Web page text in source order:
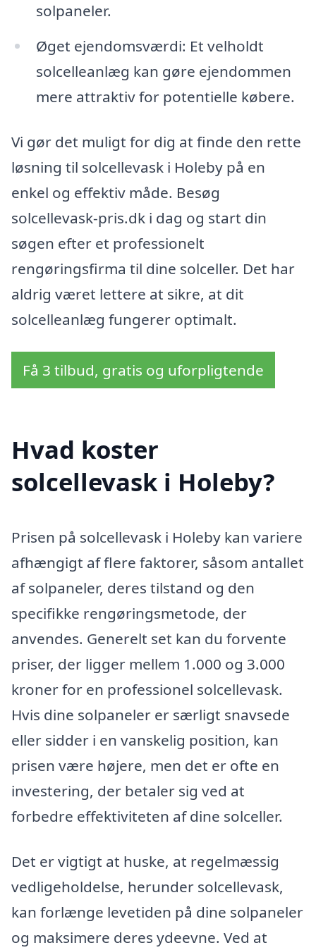
solpaneler.
Øget ejendomsværdi: Et velholdt
solcelleanlæg kan gøre ejendommen
mere attraktiv for potentielle købere.
Vi gør det muligt for dig at finde den rette
løsning til solcellevask i Holeby på en
enkel og effektiv måde. Besøg
solcellevask-pris.dk i dag og start din
søgen efter et professionelt
rengøringsfirma til dine solceller. Det har
aldrig været lettere at sikre, at dit
solcelleanlæg fungerer optimalt.
Få 3 tilbud, gratis og uforpligtende
Hvad koster
solcellevask i Holeby?
Prisen på solcellevask i Holeby kan variere
afhængigt af flere faktorer, såsom antallet
af solpaneler, deres tilstand og den
specifikke rengøringsmetode, der
anvendes. Generelt set kan du forvente
priser, der ligger mellem 1.000 og 3.000
kroner for en professionel solcellevask.
Hvis dine solpaneler er særligt snavsede
eller sidder i en vanskelig position, kan
prisen være højere, men det er ofte en
investering, der betaler sig ved at
forbedre effektiviteten af dine solceller.
Det er vigtigt at huske, at regelmæssig
vedligeholdelse, herunder solcellevask,
kan forlænge levetiden på dine solpaneler
og maksimere deres ydeevne. Ved at